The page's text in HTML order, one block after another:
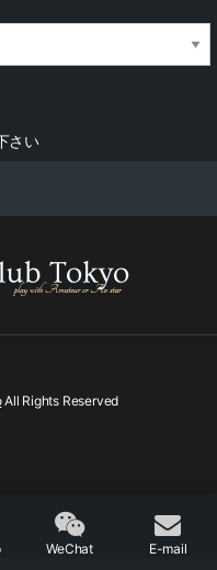
さい
All Rights Reserved
WeChat E-mail